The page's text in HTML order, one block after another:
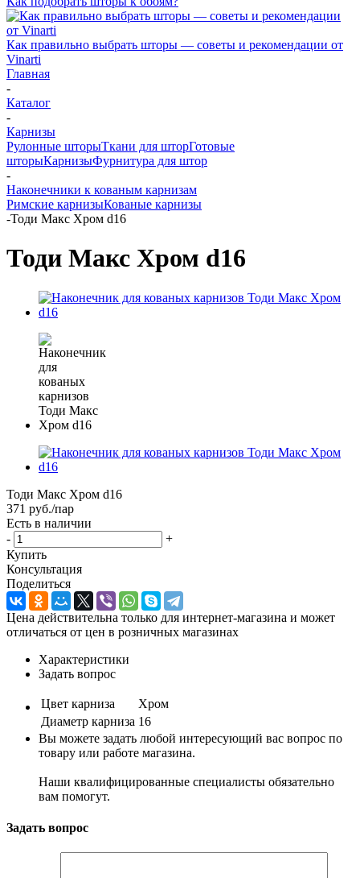
Как правильно выбрать шторы — советы и рекомендации от
Vinarti
Главная
-
Каталог
-
Карнизы
Рулонные шторыТкани для шторГотовые
шторыКарнизыФурнитура для штор
-
Наконечники к кованым карнизам
Римские карнизыКованые карнизы
-Тоди Макс Хром d16
Тоди Макс Хром d16
Тоди Макс Хром d16
371 руб./пар
Есть в наличии
-
+
Купить
Консультация
Поделиться
Цена действительна только для интернет-магазина и может
отличаться от цен в розничных магазинах
Характеристики
Задать вопрос
Цвет карниза
Хром
Диаметр карниза 16
Вы можете задать любой интересующий вас вопрос по
товару или работе магазина.
Наши квалифицированные специалисты обязательно
вам помогут.
Задать вопрос